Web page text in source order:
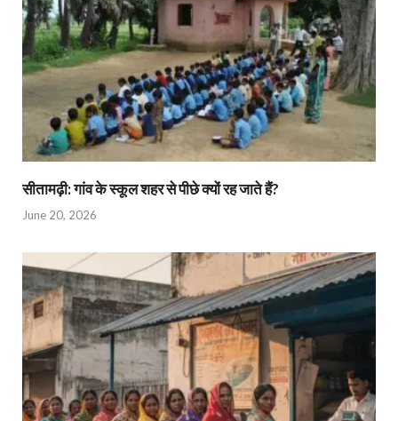
सीतामढ़ी: गांव के स्कूल शहर से पीछे क्यों रह जाते हैं?
June 20, 2026